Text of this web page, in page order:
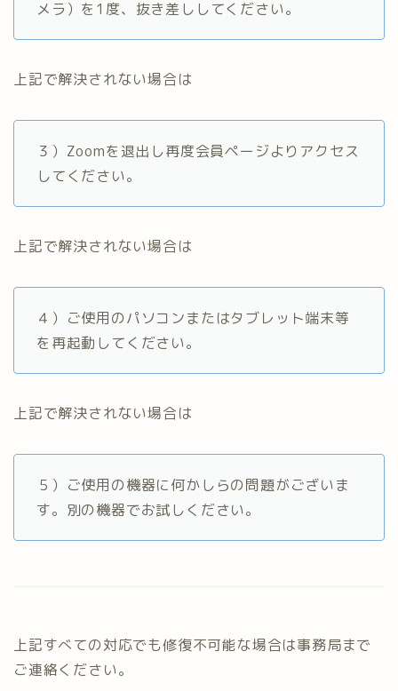
メラ）を1度、抜き差ししてください。
上記で解決されない場合は
３）Zoomを退出し再度会員ページよりアクセス
してください。
上記で解決されない場合は
４）ご使用のパソコンまたはタブレット端末等
を再起動してください。
上記で解決されない場合は
５）ご使用の機器に何かしらの問題がございま
す。別の機器でお試しください。
上記すべての対応でも修復不可能な場合は事務局まで
ご連絡ください。